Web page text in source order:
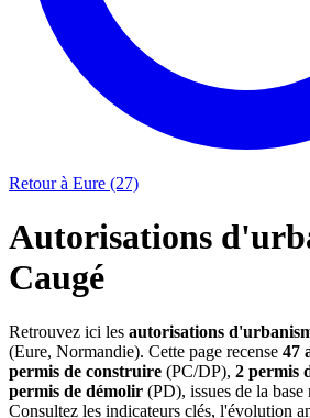
Retour à Eure (27)
Autorisations
Caugé
Retrouvez ici les autorisations
(Eure, Normandie). Cette page recense 47
permis de construire (PC/DP), 2 permis
permis de démolir (PD), issues de la base
Consultez les indicateurs clés, l'évolution